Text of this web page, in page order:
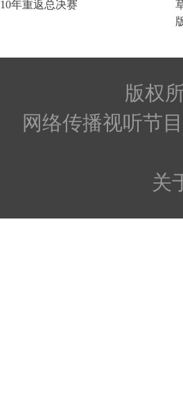
版权
网络传播视听节
关